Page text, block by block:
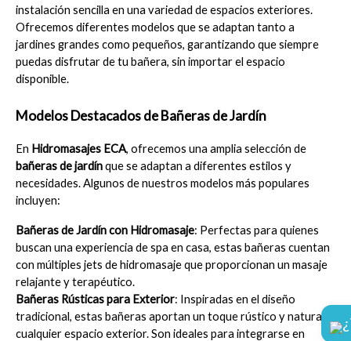
instalación sencilla en una variedad de espacios exteriores.
Ofrecemos diferentes modelos que se adaptan tanto a
jardines grandes como pequeños, garantizando que siempre
puedas disfrutar de tu bañera, sin importar el espacio
disponible.
Modelos Destacados de Bañeras de Jardín
En Hidromasajes ECA
bañeras de jardín que se adaptan a diferentes estilos y
necesidades. Algunos de nuestros modelos más populares
incluyen:
Bañeras de Jardín con Hidromasaje: Perfectas para quienes
buscan una experiencia de spa en casa, estas bañeras cuentan
con múltiples jets de hidromasaje que proporcionan un masaje
relajante y terapéutico.
Bañeras Rústicas para Exterior: Inspiradas en el diseño
tradicional, estas bañeras aportan un toque rústico y natural a
cualquier espacio exterior. Son ideales para integrarse en